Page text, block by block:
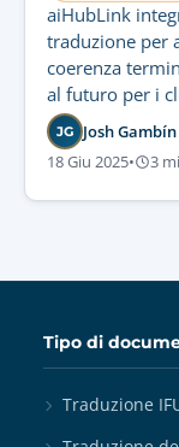
aiHubLink
traduzione per
coerenza
al futuro per i
regolamentato.
JG Josh Gambín
18 Giu 2025• 3
Tipo di
Traduzione